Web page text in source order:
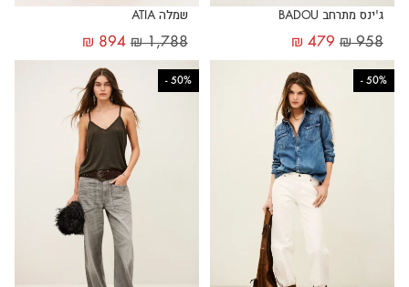
ג'ינס מתרחב BADOU
₪958
₪ 479
שמלה ATIA
₪1,788
₪ 894
50%
-
50%
-